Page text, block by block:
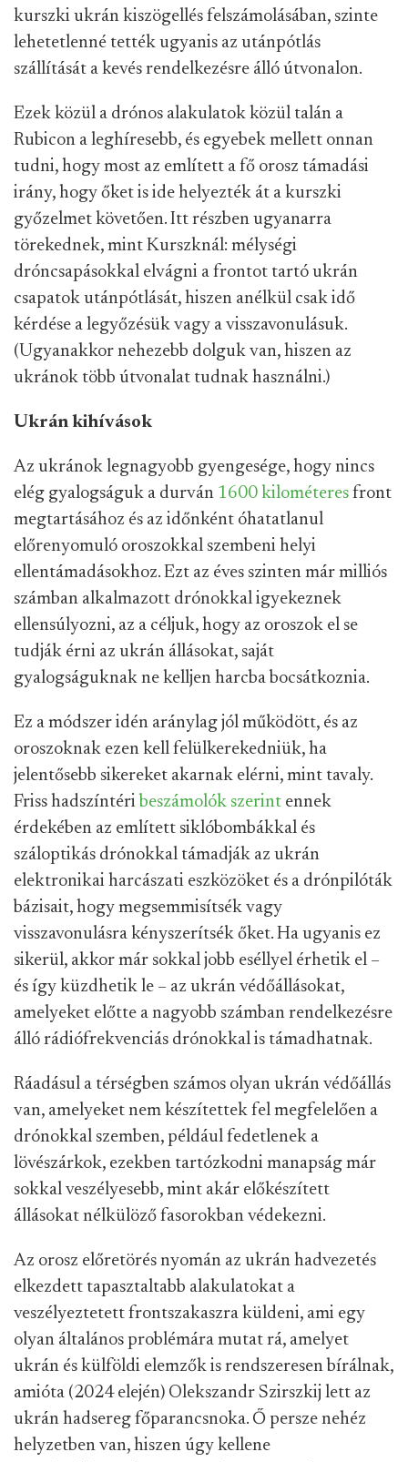
kurszki ukrán kiszögellés felszámolásában, szinte
lehetetlenné tették ugyanis az utánpótlás
szállítását a kevés rendelkezésre álló útvonalon.
Ezek közül a drónos alakulatok közül talán a
Rubicon a leghíresebb, és egyebek mellett onnan
tudni, hogy most az említett a fő orosz támadási
irány, hogy őket is ide helyezték át a kurszki
győzelmet követően. Itt részben ugyanarra
törekednek, mint Kurszknál: mélységi
dróncsapásokkal elvágni a frontot tartó ukrán
csapatok utánpótlását, hiszen anélkül csak idő
kérdése a legyőzésük vagy a visszavonulásuk.
(Ugyanakkor nehezebb dolguk van, hiszen az
ukránok több útvonalat tudnak használni.)
Ukrán kihívások
Az ukránok legnagyobb gyengesége, hogy nincs
elég gyalogságuk a durván 1600 kilométeres front
megtartásához és az időnként óhatatlanul
előrenyomuló oroszokkal szembeni helyi
ellentámadásokhoz. Ezt az éves szinten már milliós
számban alkalmazott drónokkal igyekeznek
ellensúlyozni, az a céljuk, hogy az oroszok el se
tudják érni az ukrán állásokat, saját
gyalogságuknak ne kelljen harcba bocsátkoznia.
Ez a módszer idén aránylag jól működött, és az
oroszoknak ezen kell felülkerekedniük, ha
jelentősebb sikereket akarnak elérni, mint tavaly.
Friss hadszíntéri beszámolók szerint ennek
érdekében az említett siklóbombákkal és
száloptikás drónokkal támadják az ukrán
elektronikai harcászati eszközöket és a drónpilóták
bázisait, hogy megsemmisítsék vagy
visszavonulásra kényszerítsék őket. Ha ugyanis ez
sikerül, akkor már sokkal jobb eséllyel érhetik el –
és így küzdhetik le – az ukrán védőállásokat,
amelyeket előtte a nagyobb számban rendelkezésre
álló rádiófrekvenciás drónokkal is támadhatnak.
Ráadásul a térségben számos olyan ukrán védőállás
van, amelyeket nem készítettek fel megfelelően a
drónokkal szemben, például fedetlenek a
lövészárkok, ezekben tartózkodni manapság már
sokkal veszélyesebb, mint akár előkészített
állásokat nélkülöző fasorokban védekezni.
Az orosz előretörés nyomán az ukrán hadvezetés
elkezdett tapasztaltabb alakulatokat a
veszélyeztetett frontszakaszra küldeni, ami egy
olyan általános problémára mutat rá, amelyet
ukrán és külföldi elemzők is rendszeresen bírálnak,
amióta (2024 elején) Olekszandr Szirszkij lett az
ukrán hadsereg főparancsnoka. Ő persze nehéz
helyzetben van, hiszen úgy kellene